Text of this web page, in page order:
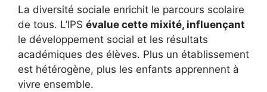
La diversité sociale enrichit le parcours scolaire
de tous. L’IPS évalue cette mixité, influençant
le développement social et les résultats
académiques des élèves. Plus un établissement
est hétérogène, plus les enfants apprennent à
vivre ensemble.